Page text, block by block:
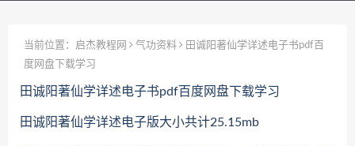
当前位置： 启杰教程网 气功资料
田诚阳著仙学详述电子书pdf百
度网盘下载学习
田诚阳著仙学详述电子书pdf百度网盘下载学习
田诚阳著仙学详述电子版大小共计25.15mb